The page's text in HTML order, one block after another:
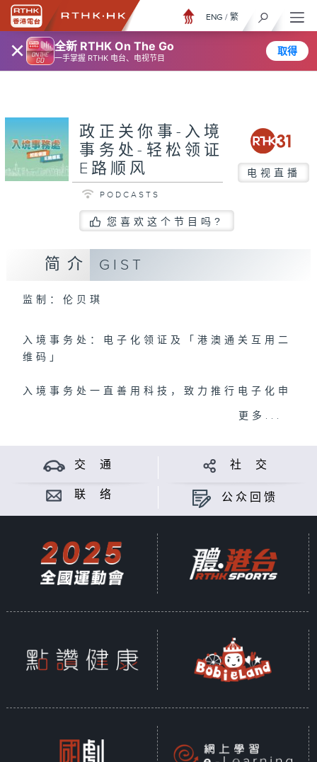
× 全新 RTHK On The Go
一手掌握 RTHK 电台、电视节目
取得
ENG / 繁
政正关你事-入境
事务处-轻松领证
E路顺风
电视直播
PODCASTS
您喜欢这个节目吗?
简介 GIST
监制：伦贝琪
入境事务处：电子化领证及「港澳通关互用二
维码」
入境事务处一直善用科技，致力推行电子化申
请。自2024年12月13日起，它便提升了
到香港入境事务处总部，体验最新的证件申请
流程，并与入境处代表对谈，了解电子化服务
的优势。Alice打算利用省下来的时间去澳门
游玩，她更成功取得「港澳通关小贴士」，入
更多...
交 通 社 交
联 络 公众回馈